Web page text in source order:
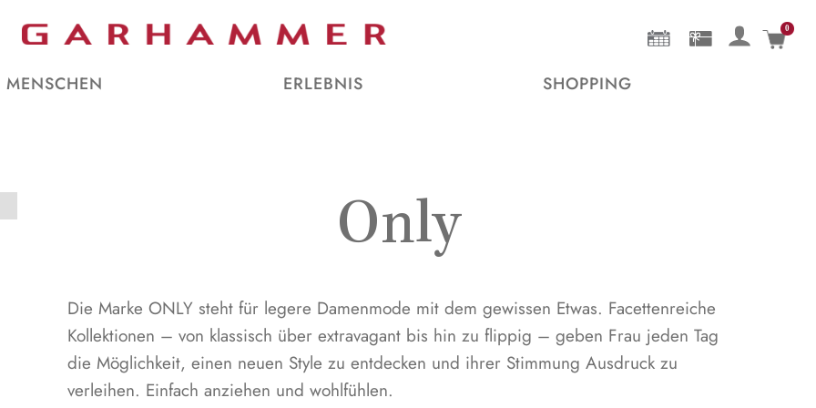
Mein
0
MENSCHEN ERLEBNIS SHOPPING
Only
Die Marke ONLY steht für legere Damenmode mit dem gewissen Etwas. Facettenreiche
Kollektionen – von klassisch über extravagant bis hin zu flippig – geben Frau jeden Tag
die Möglichkeit, einen neuen Style zu entdecken und ihrer Stimmung Ausdruck zu
verleihen. Einfach anziehen und wohlfühlen.